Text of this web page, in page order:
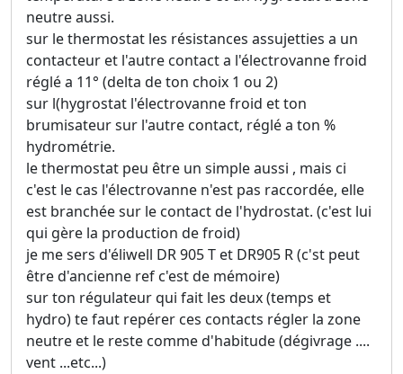
neutre aussi.
sur le thermostat les résistances assujetties a un
contacteur et l'autre contact a l'électrovanne froid
réglé a 11° (delta de ton choix 1 ou 2)
sur l(hygrostat l'électrovanne froid et ton
brumisateur sur l'autre contact, réglé a ton %
hydrométrie.
le thermostat peu être un simple aussi , mais ci
c'est le cas l'électrovanne n'est pas raccordée, elle
est branchée sur le contact de l'hydrostat. (c'est lui
qui gère la production de froid)
je me sers d'éliwell DR 905 T et DR905 R (c'st peut
être d'ancienne ref c'est de mémoire)
sur ton régulateur qui fait les deux (temps et
hydro) te faut repérer ces contacts régler la zone
neutre et le reste comme d'habitude (dégivrage ....
vent ...etc...)